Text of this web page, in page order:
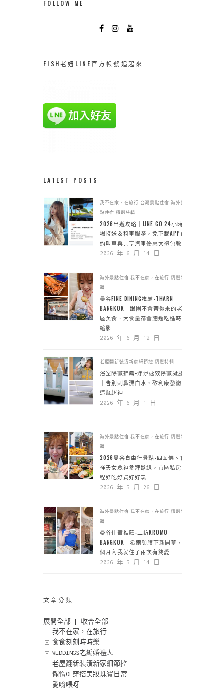
FOLLOW ME
FISH老妞LINE官方帳號追起來
LATEST POSTS
我不在家，在旅行 台灣景點住宿 海外景
點住宿 精選特輯
2026出遊攻略｜LINE GO 24小時機
場接送＆租車服務，免下載APP預
約叫車與共享汽車優惠大禮包教學
2026 年 6 月 14 日
海外景點住宿 我不在家，在旅行 精選特
輯
曼谷FINE DINING推薦-THARN
BANGKOK｜跟團不會帶你來的老城
區美食，大食量都會飽還吃進時空
縮影
2026 年 6 月 12 日
老屋翻新裝潢新家細節控 精選特輯
浴室除黴推薦-淨淨速效除黴凝膠
｜告別刺鼻漂白水，矽利康發黴靠
這瓶超神
2026 年 6 月 1 日
海外景點住宿 我不在家，在旅行 精選特
輯
2026曼谷自由行景點-四面佛、吉
祥天女眾神參拜路線，市區私房行
程好吃好買好好玩
2026 年 5 月 26 日
海外景點住宿 我不在家，在旅行 精選特
輯
曼谷住宿推薦-二訪KROMO
BANGKOK｜希爾頓旗下新開幕，一
個月內我就住了兩次有夠愛
2026 年 5 月 14 日
文章分類
展開全部
收合全部
我不在家，在旅行
食食刻刻時時樂
WEDDINGS老編婚禮人
老屋翻新裝潢新家細節控
懶惰OL穿搭美妝珠寶日常
愛唷喂呀